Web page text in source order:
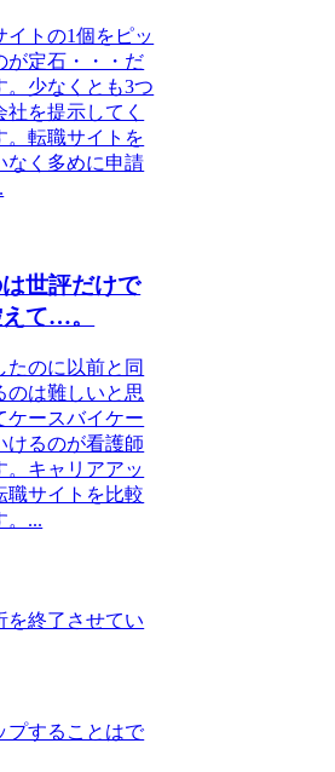
イトの1個をピッ
が定石・・・だ
。少なくとも3つ
を提示してく
。転職サイトを
なく多めに申請
世評だけで
て…。
たのに以前と同
のは難しいと思
ケースバイケー
けるのが看護師
。キャリアアッ
職サイトを比較
。...
を終了させてい
プすることはで